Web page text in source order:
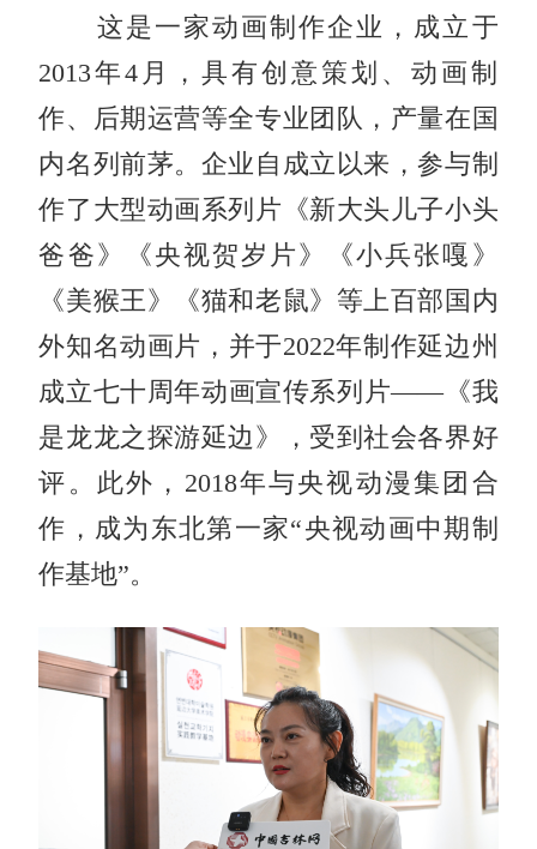
这是一家动画制作企业，成立于
2013年4月，具有创意策划、动画制
作、后期运营等全专业团队，产量在国
内名列前茅。企业自成立以来，参与制
作了大型动画系列片《新大头儿子小头
爸爸》《央视贺岁片》《小兵张嘎》
《美猴王》《猫和老鼠》等上百部国内
外知名动画片，并于2022年制作延边州
成立七十周年动画宣传系列片——《我
是龙龙之探游延边》，受到社会各界好
评。此外，2018年与央视动漫集团合
作，成为东北第一家“央视动画中期制
作基地”。